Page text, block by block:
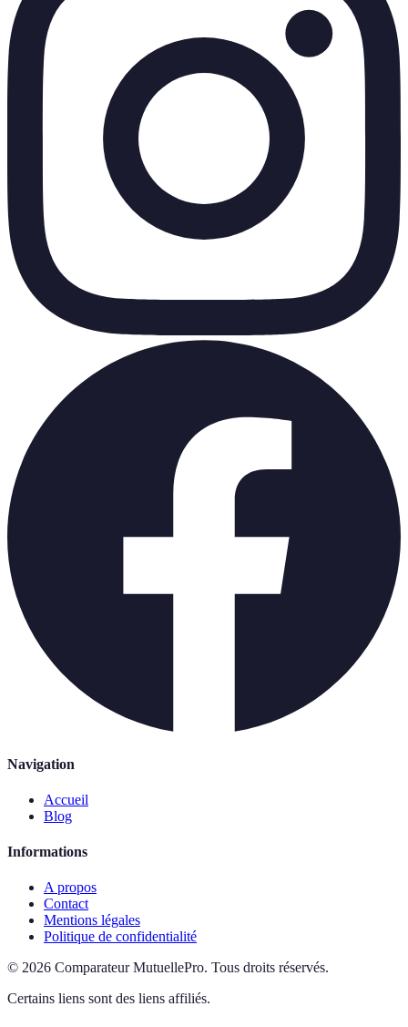
Navigation
Accueil
Blog
Informations
A propos
Contact
Mentions légales
Politique de confidentialité
© 2026 Comparateur MutuellePro. Tous droits réservés.
Certains liens sont des liens affiliés.